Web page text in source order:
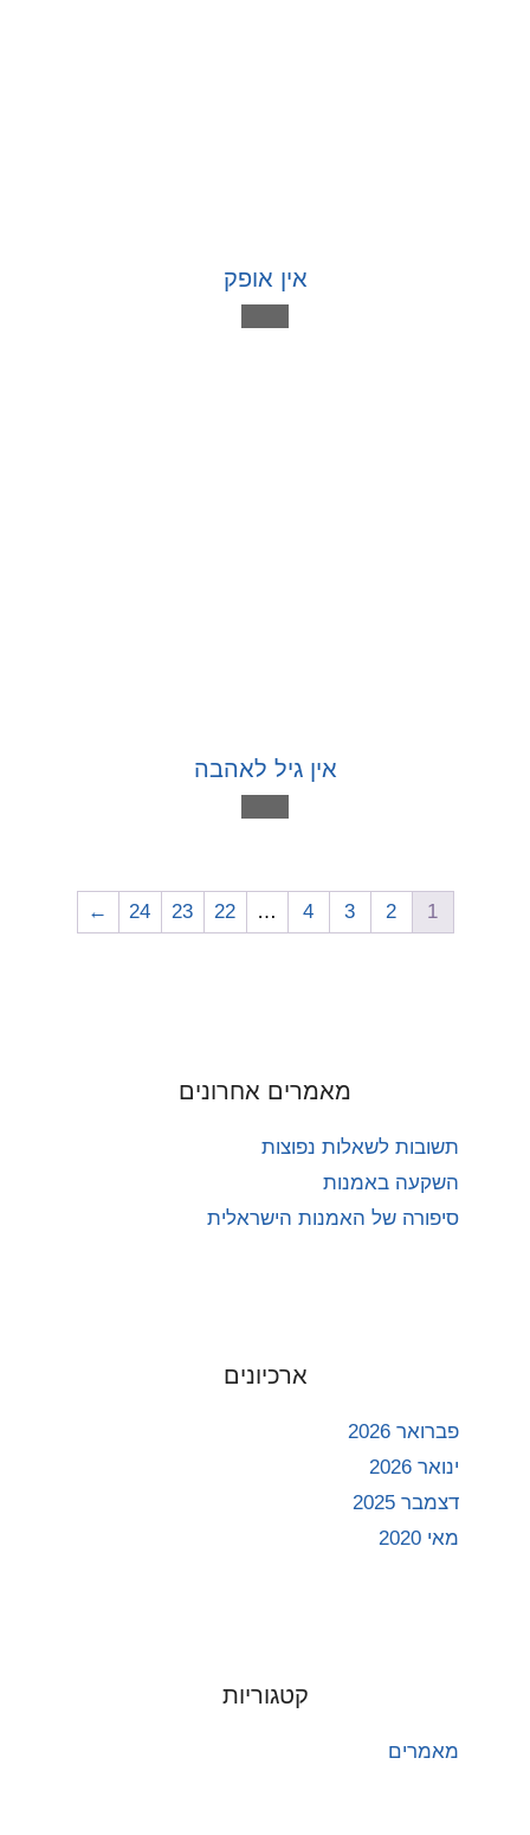
אין אופק
אין גיל לאהבה
1
2
3
4
…
22
23
24
←
מאמרים אחרונים
תשובות לשאלות נפוצות
השקעה באמנות
סיפורה של האמנות הישראלית
ארכיונים
פברואר 2026
ינואר 2026
דצמבר 2025
מאי 2020
קטגוריות
מאמרים